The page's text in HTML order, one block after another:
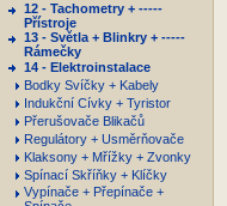
12 - Tachometry + -----
Přístroje
13 - Světla + Blinkry + -----
Rámečky
14 - Elektroinstalace
Bodky Svíčky + Kabely
Indukční Cívky + Tyristor
Přerušovače Blikačů
Regulátory + Usměrňovače
Klaksony + Mřížky + Zvonky
Spínací Skříňky + Klíčky
Vypínače + Přepínače +